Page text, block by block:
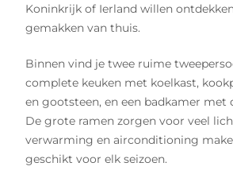
Koninkrijk of Ierland willen
gemakken van thuis.
Binnen vind je twee ruime
complete keuken met koelkast,
en gootsteen, en een badkamer met
De grote ramen zorgen voor veel
verwarming en airconditioning
geschikt voor elk seizoen.